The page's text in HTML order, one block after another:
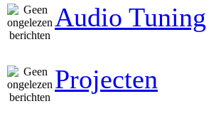
Audio Tuning
Projecten